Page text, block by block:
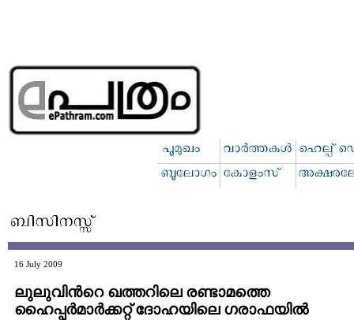
16 July 2009
ലുലുവിന്‍റെ ഖത്തറിലെ രണ്ടാമത്തെ
ഹൈപ്പര്‍മാര്‍ക്കറ്റ് ദോഹയിലെ ഗരാഫയില്‍